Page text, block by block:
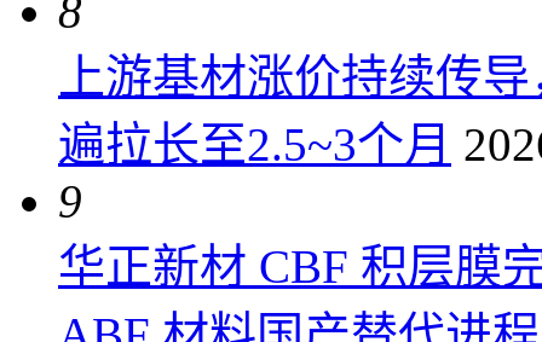
8
上游基材涨价持续传
遍拉长至2.5~3个月
9
华正新材 CBF 积层膜